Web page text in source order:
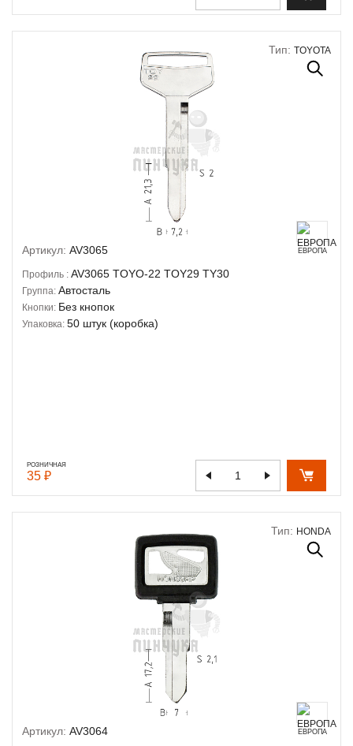
Тип: TOYOTA
Артикул: AV3065 ЕВРОПА
Профиль : AV3065 TOYO-22 TOY29 TY30
Группа: Автосталь
Кнопки: Без кнопок
Упаковка: 50 штук (коробка)
РОЗНИЧНАЯ
35 ₽
Тип: HONDA
Артикул: AV3064 ЕВРОПА